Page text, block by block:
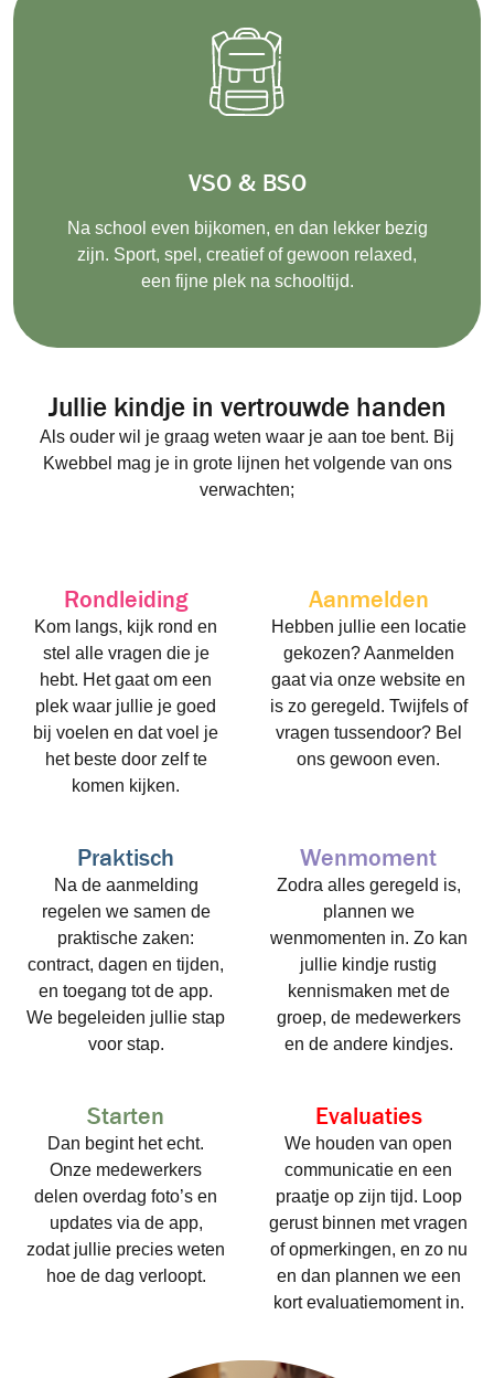
VSO & BSO
Na school even bijkomen, en dan lekker bezig
zijn. Sport, spel, creatief of gewoon relaxed,
een fijne plekna schooltijd.
Jullie kindje in vertrouwde handen
Als ouder wil je graag weten waar je aan toe bent. Bij
Kwebbel mag je in grote lijnen het volgende van ons
verwachten;
Rondleiding
Kom langs, kijk rond en
stel alle vragen die je
hebt. Het gaat om een
plek waar jullie je goed
bij voelen en dat voel je
het beste door zelf te
komen kijken.
Aanmelden
Hebben jullie een locatie
gekozen? Aanmelden
gaat via onze website en
is zo geregeld. Twijfels of
vragen tussendoor? Bel
ons gewoon even.
Praktisch
Na de aanmelding
regelen we samen de
praktische zaken:
contract, dagen en tijden,
en toegang tot de app.
We begeleiden jullie stap
voor stap.
Wenmoment
Zodra alles geregeld is,
plannen we
wenmomenten in. Zo kan
jullie kindje rustig
kennismaken met de
groep, de medewerkers
en de andere kindjes.
Starten
Dan begint het echt.
Onze medewerkers
delen overdag foto’s en
updates via de app,
zodat jullie precies weten
hoe de dag verloopt.
Evaluaties
We houden van open
communicatie en een
praatje op zijn tijd. Loop
gerust binnen met vragen
of opmerkingen, en zo nu
en dan plannen we een
kort evaluatiemoment in.